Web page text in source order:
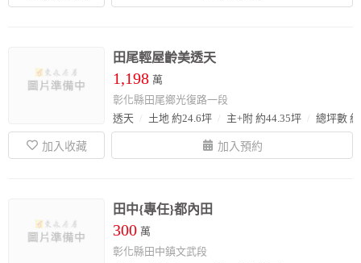
田尾輕屋齡美透天
1,198 萬
彰化縣田尾鄉光復路一段
透天
土地 約24.6坪 主+附 約44.35坪 總坪數
田中{專任}都內田
300 萬
彰化縣田中鎮文武段